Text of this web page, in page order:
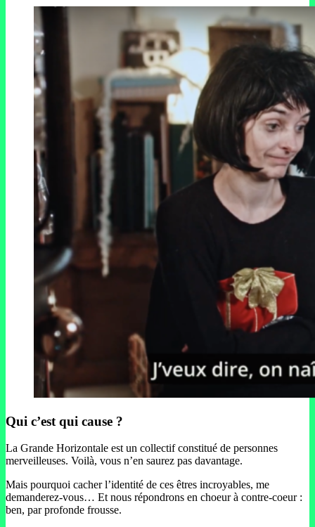
Qui c’est qui cause ?
La Grande Horizontale est un collectif constitué de personnes
merveilleuses. Voilà, vous n’en saurez pas davantage.
Mais pourquoi cacher l’identité de ces êtres incroyables, me
demanderez-vous… Et nous répondrons en choeur à contre-coeur :
ben, par profonde frousse.